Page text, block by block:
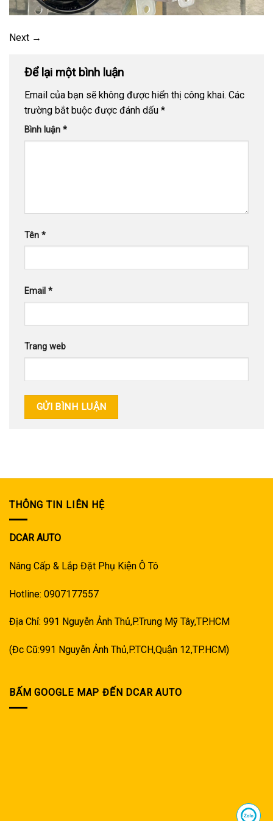
Next →
Để lại một bình luận
Email của bạn sẽ không được hiển thị công khai. Các
trường bắt buộc được đánh dấu *
Bình luận *
Tên *
Email *
Trang web
THÔNG TIN LIÊN HỆ
DCAR AUTO
Nâng Cấp & Lắp Đặt Phụ Kiện Ô Tô
Hotline: 0907177557
Địa Chỉ: 991 Nguyễn Ảnh Thủ,P.Trung Mỹ Tây,TP.HCM
(Đc Cũ:991 Nguyễn Ảnh Thủ,P.TCH,Quận 12,TP.HCM)
BẤM GOOGLE MAP ĐẾN DCAR AUTO